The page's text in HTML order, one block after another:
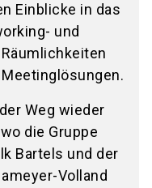
Einblicke in das
und
Weg wieder
die Gruppe
Bartels und der
Volland